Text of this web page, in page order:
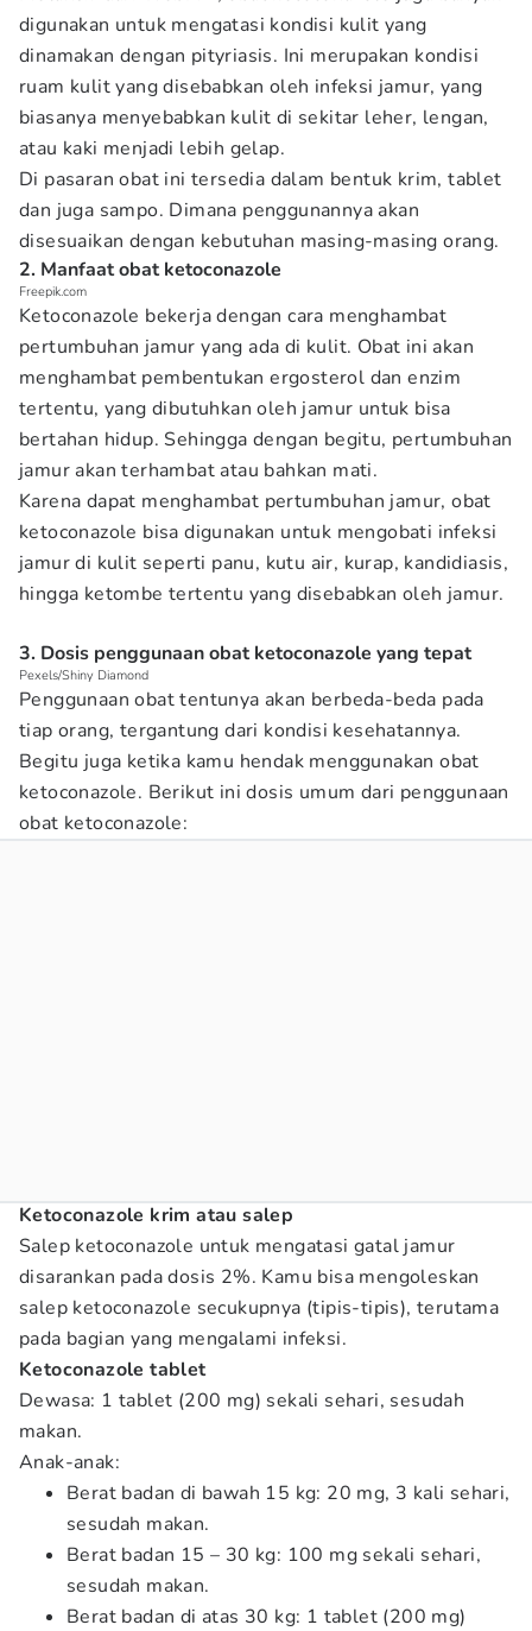
digunakan untuk mengatasi kondisi kulit yang
dinamakan dengan pityriasis. Ini merupakan kondisi
ruam kulit yang disebabkan oleh infeksi jamur, yang
biasanya menyebabkan kulit di sekitar leher, lengan,
atau kaki menjadi lebih gelap.
Di pasaran obat ini tersedia dalam bentuk krim, tablet
dan juga sampo. Dimana penggunannya akan
disesuaikan dengan kebutuhan masing-masing orang.
2. Manfaat obat ketoconazole
Freepik.com
Ketoconazole bekerja dengan cara menghambat
pertumbuhan jamur yang ada di kulit. Obat ini akan
menghambat pembentukan ergosterol dan enzim
tertentu, yang dibutuhkan oleh jamur untuk bisa
bertahan hidup. Sehingga dengan begitu, pertumbuhan
jamur akan terhambat atau bahkan mati.
Karena dapat menghambat pertumbuhan jamur, obat
ketoconazole bisa digunakan untuk mengobati infeksi
jamur di kulit seperti panu, kutu air, kurap, kandidiasis,
hingga ketombe tertentu yang disebabkan oleh jamur.
3. Dosis penggunaan obat ketoconazole yang tepat
Pexels/Shiny Diamond
Penggunaan obat tentunya akan berbeda-beda pada
tiap orang, tergantung dari kondisi kesehatannya.
Begitu juga ketika kamu hendak menggunakan obat
ketoconazole. Berikut ini dosis umum dari penggunaan
obat ketoconazole:
Ketoconazole krim atau salep
Salep ketoconazole untuk mengatasi gatal jamur
disarankan pada dosis 2%. Kamu bisa mengoleskan
salep ketoconazole secukupnya (tipis-tipis), terutama
pada bagian yang mengalami infeksi.
Ketoconazole tablet
Dewasa: 1 tablet (200 mg) sekali sehari, sesudah
makan.
Anak-anak:
Berat badan di bawah 15 kg: 20 mg, 3 kali sehari,
sesudah makan.
Berat badan 15 – 30 kg: 100 mg sekali sehari,
sesudah makan.
Berat badan di atas 30 kg: 1 tablet (200 mg)